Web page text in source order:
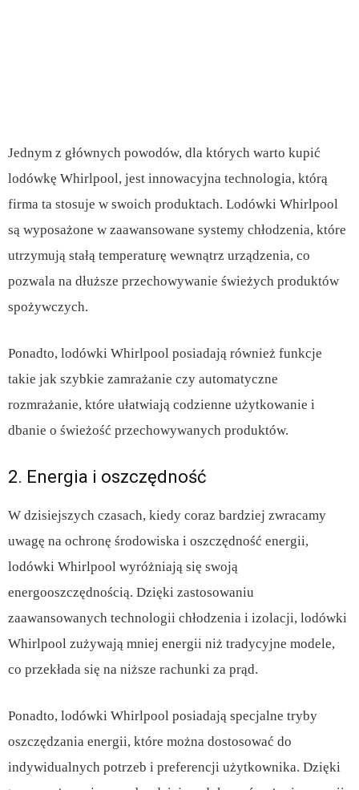
Jednym z głównych powodów, dla których warto kupić
lodówkę Whirlpool, jest innowacyjna technologia, którą
firma ta stosuje w swoich produktach. Lodówki Whirlpool
są wyposażone w zaawansowane systemy chłodzenia, które
utrzymują stałą temperaturę wewnątrz urządzenia, co
pozwala na dłuższe przechowywanie świeżych produktów
spożywczych.
Ponadto, lodówki Whirlpool posiadają również funkcje
takie jak szybkie zamrażanie czy automatyczne
rozmrażanie, które ułatwiają codzienne użytkowanie i
dbanie o świeżość przechowywanych produktów.
2. Energia i oszczędność
W dzisiejszych czasach, kiedy coraz bardziej zwracamy
uwagę na ochronę środowiska i oszczędność energii,
lodówki Whirlpool wyróżniają się swoją
energooszczędnością. Dzięki zastosowaniu
zaawansowanych technologii chłodzenia i izolacji, lodówki
Whirlpool zużywają mniej energii niż tradycyjne modele,
co przekłada się na niższe rachunki za prąd.
Ponadto, lodówki Whirlpool posiadają specjalne tryby
oszczędzania energii, które można dostosować do
indywidualnych potrzeb i preferencji użytkownika. Dzięki